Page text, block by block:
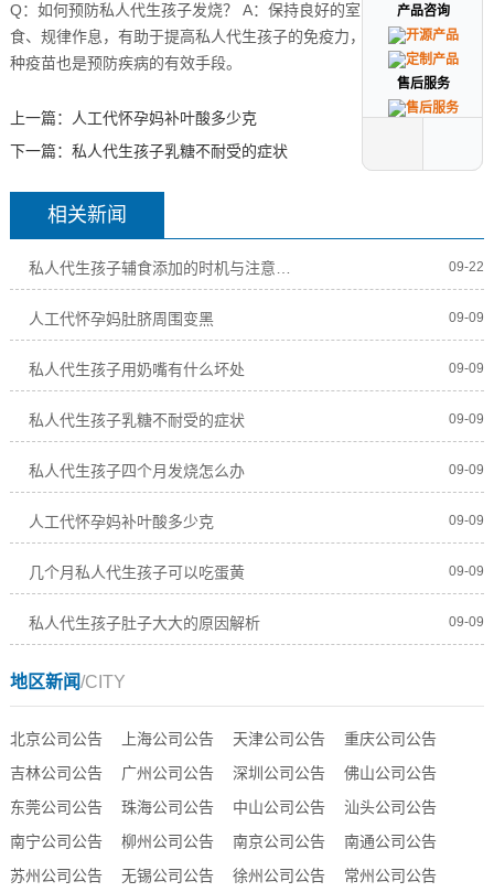
Q：如何预防私人代生孩子发烧？ A：保持良好的室内环境、合理饮
食、规律作息，有助于提高私人代生孩子的免疫力，预防发烧,定期接
种疫苗也是预防疾病的有效手段。
上一篇：
人工代怀孕妈补叶酸多少克
下一篇： 私人代生孩子乳糖不耐受的症状
相关新闻
09-22
人工代怀孕妈肚脐周围变黑 09-09
私人代生孩子用奶嘴有什么坏处 09-09
私人代生孩子乳糖不耐受的症状 09-09
私人代生孩子四个月发烧怎么办 09-09
人工代怀孕妈补叶酸多少克 09-09
几个月私人代生孩子可以吃蛋黄 09-09
私人代生孩子肚子大大的原因解析 09-09
地区新闻/CITY
北京公司公告 上海公司公告 天津公司公告
重庆公司公告
吉林公司公告
广州公司公告 深圳公司公告
佛山公司公告
东莞公司公告
珠海公司公告 中山公司公告
汕头公司公告
南宁公司公告
柳州公司公告 南京公司公告
南通公司公告
苏州公司公告
无锡公司公告 徐州公司公告 常州公司公告
产品咨询
售后服务
产品咨询
售后服务